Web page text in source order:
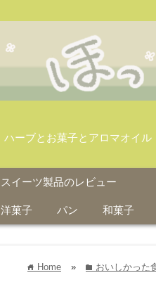
ハーブとお菓子とアロマオイル
スイーツ製品のレビュー
洋菓子 パン 和菓子
home Home » folder おいしかった